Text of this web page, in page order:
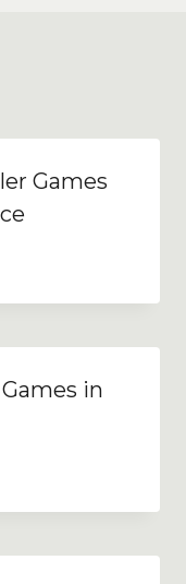
Games
in